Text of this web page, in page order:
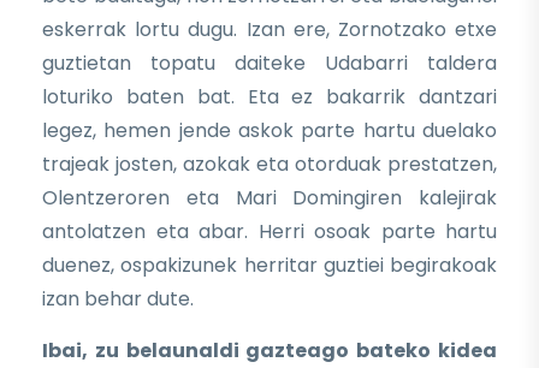
eskerrak lortu dugu. Izan ere, Zornotzako etxe
guztietan topatu daiteke Udabarri taldera
loturiko baten bat. Eta ez bakarrik dantzari
legez, hemen jende askok parte hartu duelako
trajeak josten, azokak eta otorduak prestatzen,
Olentzeroren eta Mari Domingiren kalejirak
antolatzen eta abar. Herri osoak parte hartu
duenez, ospakizunek herritar guztiei begirakoak
izan behar dute.
Ibai, zu belaunaldi gazteago bateko kidea